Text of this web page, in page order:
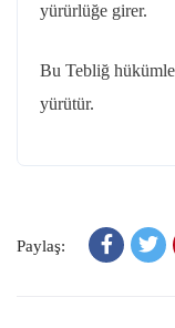
yürürlüğe girer.
Bu Tebliğ
yürütür.
Paylaş: